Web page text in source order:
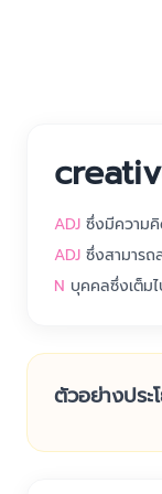
ADJ ซึ่งมีความคิ
ADJ ซึ่งสามารถ
N บุคคลซึ่งเต็ม
ตัวอย่างประ